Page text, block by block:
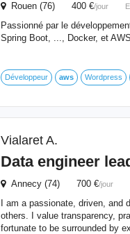
Rouen (76) 400 €/jour
Passionné par le
Spring Boot, ..., Docker, et
Développeur aws Wordpress
Vialaret A.
Data engineer
Annecy (74) 700 €/jour
I am a passionate, driven,
others. I value transparency,
fortunate to be surrounded by